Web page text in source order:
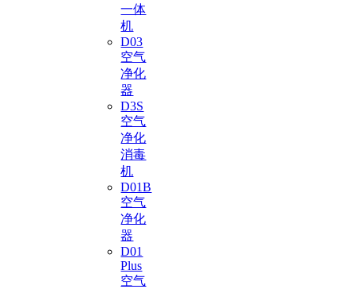
一体
机
D03
空气
净化
器
D3S
空气
净化
消毒
机
D01B
空气
净化
器
D01
Plus
空气